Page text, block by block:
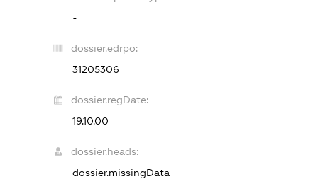
-
dossier.edrpo:
31205306
dossier.regDate:
19.10.00
dossier.heads:
dossier.missingData